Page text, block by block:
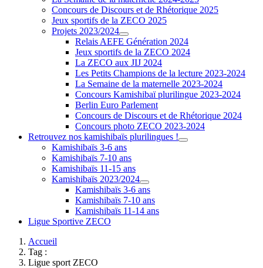
Concours de Discours et de Rhétorique 2025
Jeux sportifs de la ZECO 2025
Projets 2023/2024
Relais AEFE Génération 2024
Jeux sportifs de la ZECO 2024
La ZECO aux JIJ 2024
Les Petits Champions de la lecture 2023-2024
La Semaine de la maternelle 2023-2024
Concours Kamishibaï plurilingue 2023-2024
Berlin Euro Parlement
Concours de Discours et de Rhétorique 2024
Concours photo ZECO 2023-2024
Retrouvez nos kamishibaïs plurilingues !
Kamishibaïs 3-6 ans
Kamishibaïs 7-10 ans
Kamishibaïs 11-15 ans
Kamishibaïs 2023/2024
Kamishibaïs 3-6 ans
Kamishibaïs 7-10 ans
Kamishibaïs 11-14 ans
Ligue Sportive ZECO
Accueil
Tag :
Ligue sport ZECO